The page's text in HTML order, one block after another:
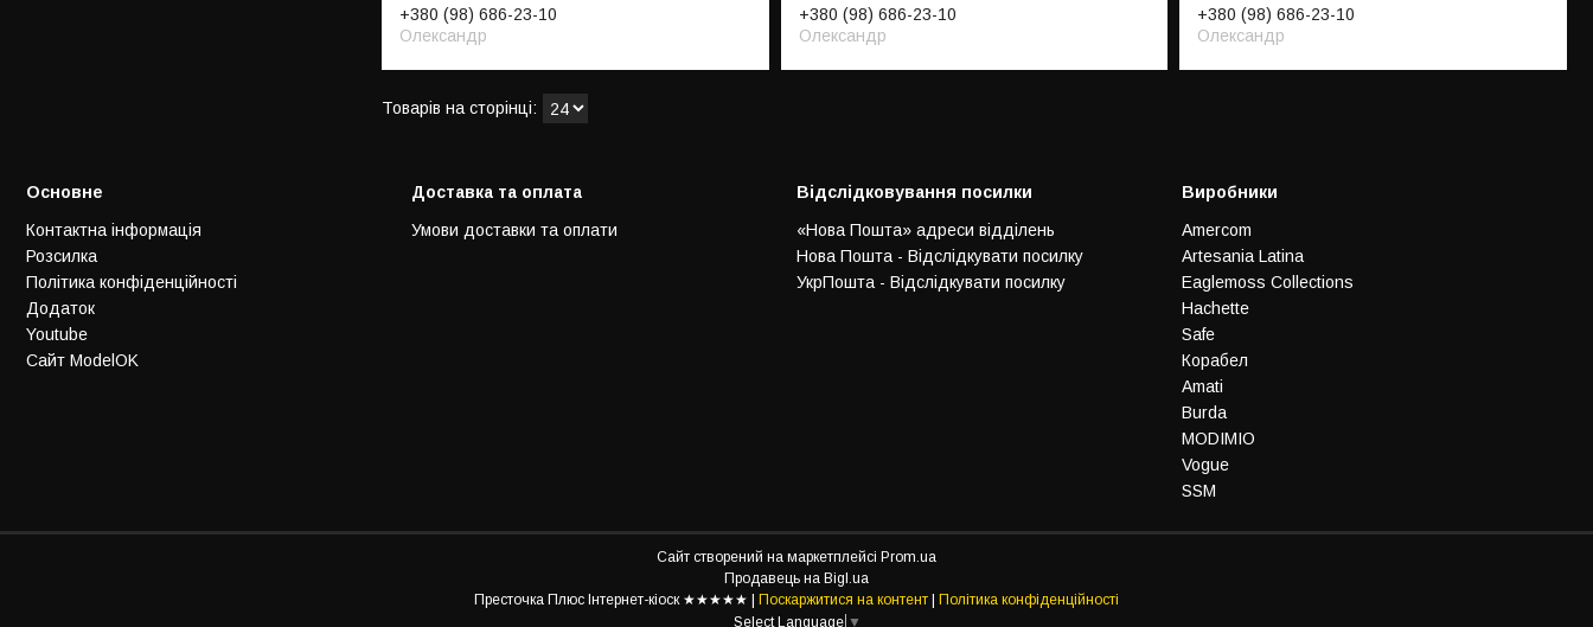
+380 (98) 686-23-10
Олександр
+380 (98) 686-23-10
Олександр
+380 (98) 686-23-10
Олександр
Основне
Контактна інформація
Розсилка
Політика конфіденційності
Додаток
Youtube
Сайт ModelOK
Доставка та оплата
Умови доставки та оплати
Відслідковування посилки
«Нова Пошта» адреси відділень
Нова Пошта - Відслідкувати посилку
УкрПошта - Відслідкувати посилку
Виробники
Amercom
Artesania Latina
Eaglemoss Collections
Hachette
Safe
Корабел
Amati
Burda
MODIMIO
Vogue
SSM
Сайт створений на маркетплейсі Prom.ua
Продавець на Bigl.ua
Поскаржитися на контент
Політика конфіденційності
Select Language ▼